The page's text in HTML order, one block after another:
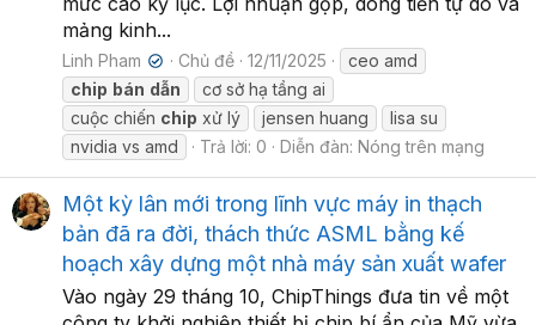
mảng kinh...
Linh Pham ✔ Chủ đề 12/11/2025
ceo amd
chip bán dẫn
cơ sở hạ tầng ai
cuộc chiến chip xử lý jensen huang
lisa su
nvidia vs amd
Trả lời: 0 Diễn đàn: Nóng trên mạng
Một kỳ lân mới trong lĩnh vực máy in thạch
bản đã ra đời, thách thức ASML bằng kế
hoạch xây dựng một nhà máy sản xuất wafer
Vào ngày 29 tháng 10, ChipThings đưa tin về một